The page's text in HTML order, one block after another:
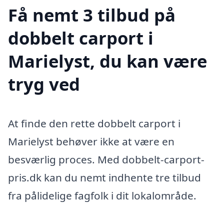
Få nemt 3 tilbud på
dobbelt carport i
Marielyst, du kan være
tryg ved
At finde den rette dobbelt carport i
Marielyst behøver ikke at være en
besværlig proces. Med dobbelt-carport-
pris.dk kan du nemt indhente tre tilbud
fra pålidelige fagfolk i dit lokalområde.